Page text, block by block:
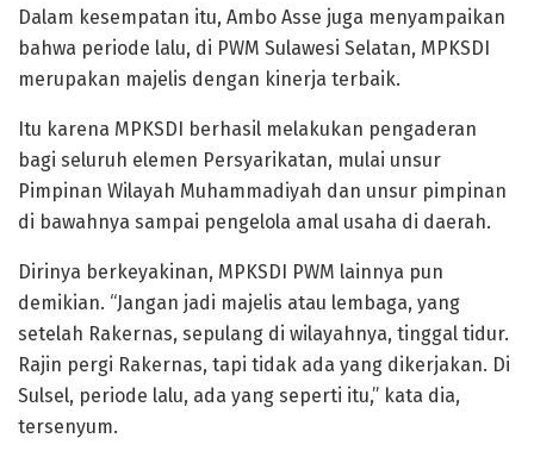
Dalam kesempatan itu, Ambo Asse juga menyampaikan
bahwa periode lalu, di PWM Sulawesi Selatan, MPKSDI
merupakan majelis dengan kinerja terbaik.
Itu karena MPKSDI berhasil melakukan pengaderan
bagi seluruh elemen Persyarikatan, mulai unsur
Pimpinan Wilayah Muhammadiyah dan unsur pimpinan
di bawahnya sampai pengelola amal usaha di daerah.
Dirinya berkeyakinan, MPKSDI PWM lainnya pun
demikian. “Jangan jadi majelis atau lembaga, yang
setelah Rakernas, sepulang di wilayahnya, tinggal tidur.
Rajin pergi Rakernas, tapi tidak ada yang dikerjakan. Di
Sulsel, periode lalu, ada yang seperti itu,” kata dia,
tersenyum.